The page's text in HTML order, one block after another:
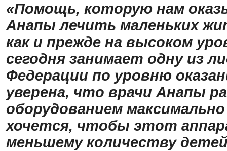
«Помощь, которую нам
Анапы лечить маленьких
как и прежде на высоком
сегодня занимает одну из
Федерации по уровню
уверена, что врачи Анапы
оборудованием
хочется, чтобы этот
меньшему количеству